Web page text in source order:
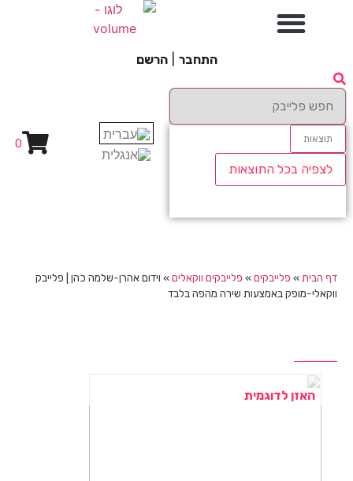
התחבר הרשם
תוצאות
לצפיה בכל התוצאות
0
דף הבית » פלייבקים» פלייבקים ווקאלים» וידום אהרן-שלמה כהן | פלייבק
ווקאלי-מופק באמצעות שירה מהפה בלבד
האזן לדוגמית